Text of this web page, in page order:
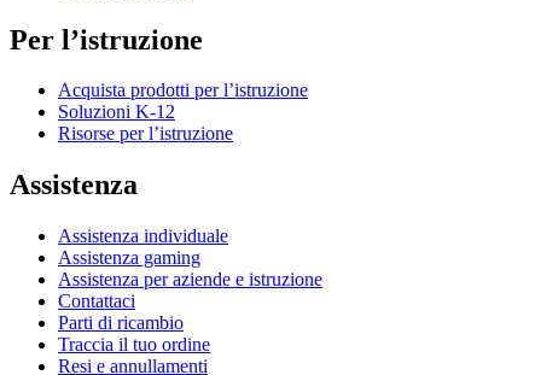
Per l’istruzione
Acquista prodotti per l’istruzione
Soluzioni K-12
Risorse per l’istruzione
Assistenza
Assistenza individuale
Assistenza gaming
Assistenza per aziende e istruzione
Contattaci
Parti di ricambio
Traccia il tuo ordine
Resi e annullamenti